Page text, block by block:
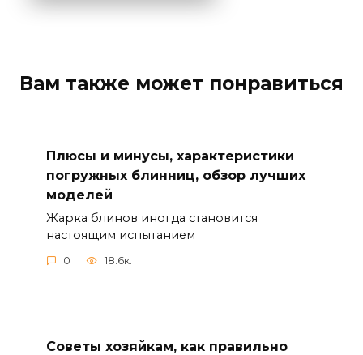
Вам также может понравиться
Плюсы и минусы, характеристики
погружных блинниц, обзор лучших
моделей
Жарка блинов иногда становится
настоящим испытанием
0 18.6к.
Советы хозяйкам, как правильно